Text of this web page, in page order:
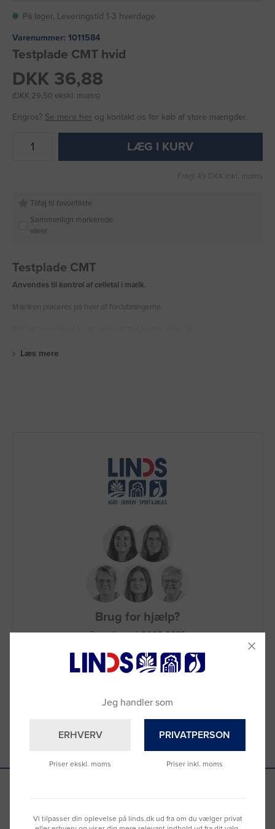
På lager. Leveringstid 1-3 hverdage
Varenummer: 1011584
Testplade CMT hvid
DKK 36,88
(DKK 29,50 ekskl. moms)
Engros? Se mere her og kontakt os for køb af store mængder.
LÆG I KURV
Fragt 49 DKK inkl. moms
Tilføj til favoritliste
Sammenlign markerede
varer
Testplade CMT
Anvendes til kontrol af celletal i mælk.
Mælken placeres på hver af fordybningerne.
Læs mere
Brug for hjælp?
Ring til os på9992 0233
Du kan også kontakte din lokale sælger
Se hvad vores kunder siger
Jeg handler som
ERHVERV
Priser ekskl. moms
PRIVATPERSON
Priser inkl. moms
Vi tilpasser din oplevelse på linds.dk ud fra om du vælger privat